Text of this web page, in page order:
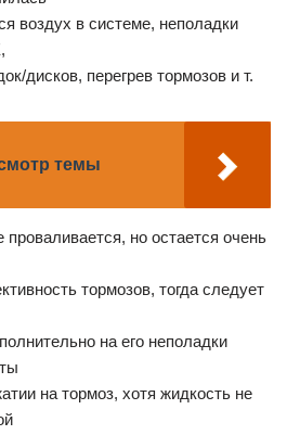
воздух в системе, неполадки
дисков, перегрев тормозов и т.
темы
проваливается, но остается очень
тормозов, тогда следует
на его неполадки
на тормоз, хотя жидкость не